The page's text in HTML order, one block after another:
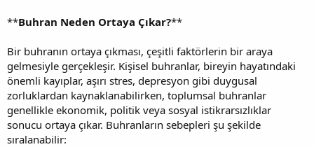
**Buhran Neden Ortaya Çıkar?**
Bir buhranın ortaya çıkması, çeşitli faktörlerin bir araya
gelmesiyle gerçekleşir. Kişisel buhranlar, bireyin hayatındaki
önemli kayıplar, aşırı stres, depresyon gibi duygusal
zorluklardan kaynaklanabilirken, toplumsal buhranlar
genellikle ekonomik, politik veya sosyal istikrarsızlıklar
sonucu ortaya çıkar. Buhranların sebepleri şu şekilde
sıralanabilir: